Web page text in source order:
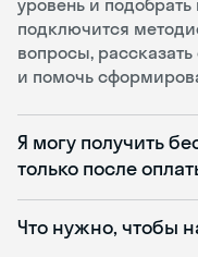
уровень и
подключится
вопросы,
и помочь
Я могу получить
только после
Что нужно, чтобы